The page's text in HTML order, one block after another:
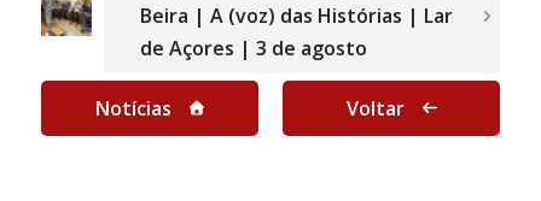
Beira | A (voz) das Histórias | Lar
de Açores | 3 de agosto
Notícias Voltar